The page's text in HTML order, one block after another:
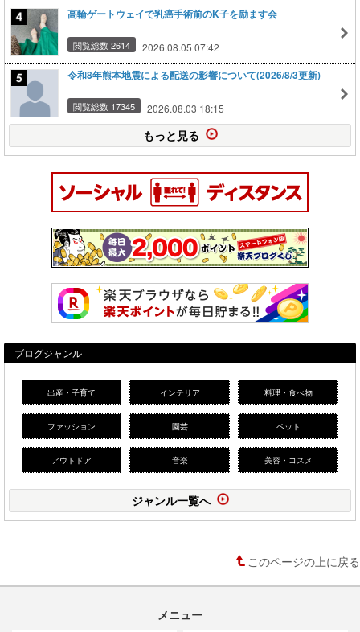
高輪ゲートウェイで乳癌手術前のK子を励ます会
閲覧総数 2614 2026.08.05 07:42
令和8年熊本地震による配送の影響について(2026/8/3更新)
閲覧総数 17345 2026.08.03 18:15
もっと見る
ブログジャンル
出産・子育て インテリア 料理・食べ物
ファッション 園芸 ペット
アウトドア 音楽 美容・コスメ
ジャンル一覧へ
このページの上に戻る
メニュー